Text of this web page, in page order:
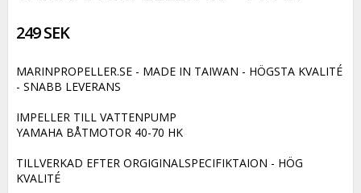
249 SEK
MARINPROPELLER.SE - MADE IN TAIWAN - HÖGSTA KVALITÉ
- SNABB LEVERANS
IMPELLER TILL VATTENPUMP
YAMAHA BÅTMOTOR 40-70 HK
TILLVERKAD EFTER ORGIGINALSPECIFIKTAION - HÖG
KVALITÉ